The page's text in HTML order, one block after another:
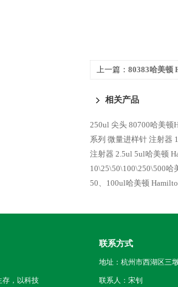
上一篇： 80383哈美顿
相关产品
250ul 尖头 80700哈美顿
系列 微量进样针 注射器
注射器 2.5ul 5ul哈美顿
10\25\50\100\250\500哈
50、100ul哈美顿
存，以科技
联系方式
地址：杭州市西湖区三
联系人：宋钊